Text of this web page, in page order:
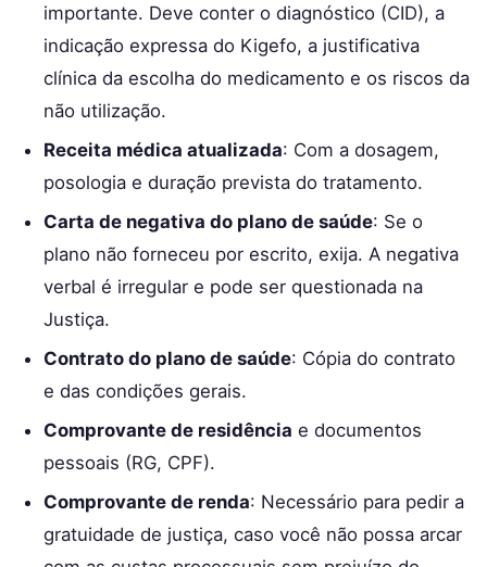
importante. Deve conter o diagnóstico (CID), a
indicação expressa do Kigefo, a justificativa
clínica da escolha do medicamento e os riscos da
não utilização.
Receita médica atualizada: Com a dosagem,
posologia e duração prevista do tratamento.
Carta de negativa do plano de saúde: Se o
plano não forneceu por escrito, exija. A negativa
verbal é irregular e pode ser questionada na
Justiça.
Contrato do plano de saúde: Cópia do contrato
e das condições gerais.
Comprovante de residência e documentos
pessoais (RG, CPF).
Comprovante de renda: Necessário para pedir a
gratuidade de justiça, caso você não possa arcar